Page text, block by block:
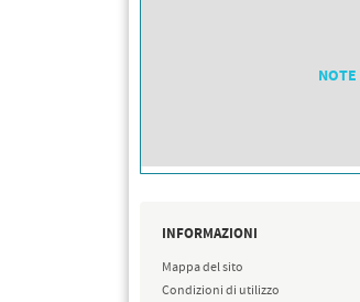
NOTE
INFORMAZIONI
Mappa del sito
Condizioni di utilizzo